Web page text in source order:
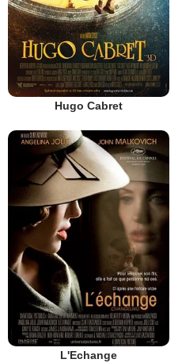
Hugo Cabret
L'Echange